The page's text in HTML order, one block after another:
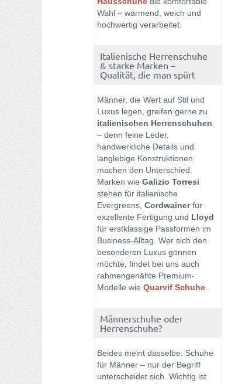
The Sandals Factory Herrenschuhe
Wahl – wärmend, weich und
hochwertig verarbeitet.
Italienische Herrenschuhe
& starke Marken –
Qualität, die man spürt
Männer, die Wert auf Stil und
Luxus legen, greifen gerne zu
italienischen Herrenschuhen
– denn feine Leder,
handwerkliche Details und
langlebige Konstruktionen
machen den Unterschied.
Marken wie Galizio Torresi
stehen für italienische
Evergreens, Cordwainerfür
exzellente Fertigung und Lloyd
für erstklassige Passformen im
Business-Alltag. Wer sich den
besonderen Luxus gönnen
möchte, findet bei uns auch
rahmengenähte Premium-
Modelle wie Quarvif Schuhe
Männerschuhe oder
Herrenschuhe?
Beides meint dasselbe: Schuhe
für Männer – nur der Begriff
unterscheidet sich. Wichtig ist